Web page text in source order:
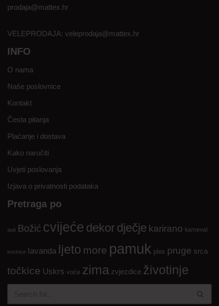
prodaja@mattex.hr
VELEPRODAJA: veleprodaja@mattex.hr
INFO
O nama
Naše poslovnice
Kontakt
Česta pitanja
Plaćanje i dostava
Kako naručiti
Uvjeti poslovanja
Izjava o privatnosti podataka
Pretraga po
auti Božić cvijeće dekordječje karirano karneval
kockice lavanda ljeto more pamuk ples pruge srca
točkice Uskrs voće zima zvjezdice životinje